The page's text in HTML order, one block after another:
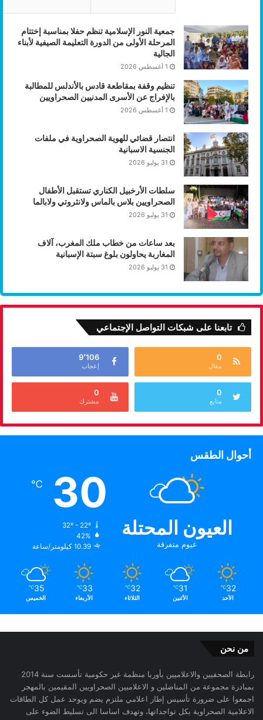
جمعية النور الإسلامية تنظم حفلا بمناسبة إختتام
المرحلة الأولى من الدورة التعليمة الصيفية لأبناء
الجالية
1 أغسطس 2026
تنظيم وقفة بمقاطعة قادس بالأندلس للمطالبة
بالإفراج عن الأسرى المدنيين الصحراويين
1 أغسطس 2026
انتصار قضائي للهوية الصحراوية في ملفات
الجنسية الاسبانية
31 يوليو 2026
سلطات الأرخبيل الكناري تستقبل الأطفال
الصحراويين بلاس بالماس ولانثروتي ولابالما
31 يوليو 2026
بعد ساعات من خطاب ملك المغرب، آلاف
المغاربة يحاولون بلوغ سبتة الإسبانية
31 يوليو 2026
تابعنا على شبكات التواصل الإجتماعي
0
مقال
9٬106
إعجاب
0
متابع
0
مشترك
أحوال الطقس
العيون المحتلة
غيوم متفرقة
30
℃
32º - 22º
42%
10.39 كيلومتر/ساعة
32
℃
الأحد
31
℃
الأثنين
32
℃
الثلاثاء
33
℃
الأربعاء
35
℃
الخميس
من نحن
رابطة الصحفيين والاعلاميين بأوربا منظمة غير حكومية تأسست سنة 2014
بمبادرة مجموعة من المناضلين و الاعلاميين الصحراويين المقيمين بالمهجر
اجمعوا على ضرورة تأسيس إطار اعلامي ملتزم يضم ويوحد عمل كل الطاقات
الاعلامية الصحراوية بكل تواجداتها، وتهدف اساسا الى تسليط الضوء على